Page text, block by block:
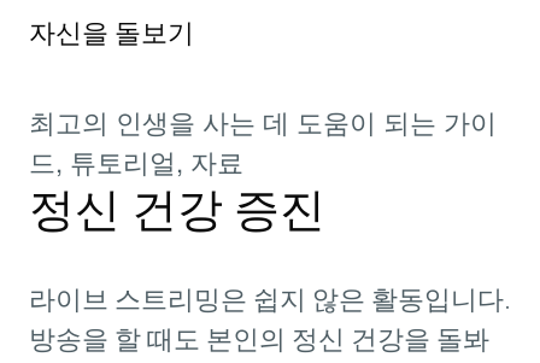
자신을 돌보기
최고의 인생을 사는 데 도움이 되는 가이
드, 튜토리얼, 자료
정신 건강 증진
라이브 스트리밍은 쉽지 않은 활동입니다.
방송을 할 때도 본인의 정신 건강을 돌봐